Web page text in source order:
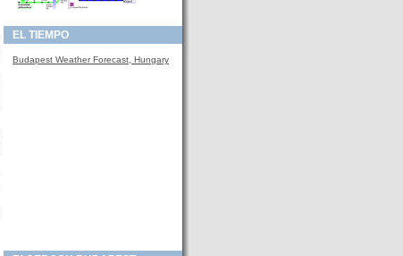
EL TIEMPO
Budapest Weather Forecast, Hungary